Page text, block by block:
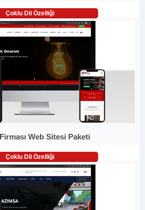
Çoklu Dil Özelliği
Web Sitesi Paketi
Çoklu Dil Özelliği